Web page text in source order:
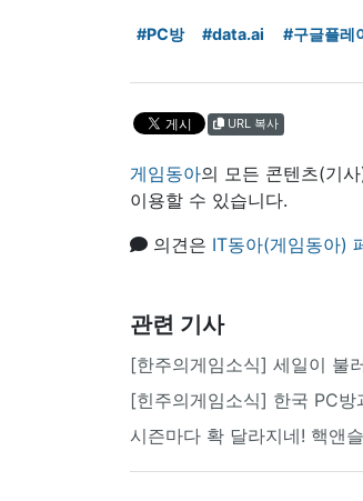
#PC방 #data.ai #구글플레
URL 복사
게임동아의 모든 콘텐츠(기
이용할 수 있습니다.
의견은 IT동아(게임동아)
관련 기사
[한주의게임소식] 세일이 불
[힌주의게임소식] 한국 PC
시즌마다 확 달라지네! 핵앤